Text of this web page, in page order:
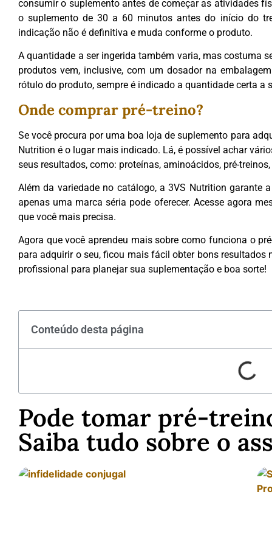
consumir o suplemento antes de começar as atividades
o suplemento de 30 a 60 minutos antes do início do
indicação não é definitiva e muda conforme o produto.
A quantidade a ser ingerida também varia, mas costuma
produtos vem, inclusive, com um dosador na
rótulo do produto, sempre é indicado a quantidade certa a
Onde comprar pré-treino?
Se você procura por uma boa loja de suplemento para
Nutrition é o lugar mais indicado. Lá, é possível achar
seus resultados, como: proteínas, aminoácidos, pré-
Além da variedade no catálogo, a 3VS Nutrition garante
apenas uma marca séria pode oferecer. Acesse agora
que você mais precisa.
Agora que você aprendeu mais sobre como funciona o
para adquirir o seu, ficou mais fácil obter bons resultados
profissional para planejar sua suplementação e boa sorte!
Conteúdo desta página
Pode tomar pré-
Saiba tudo sobre o